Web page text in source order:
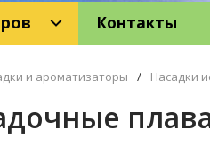
Контакты
и ароматизаторы / Насадки